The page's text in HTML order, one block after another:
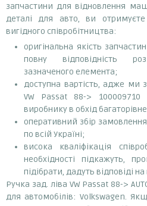
запчастини для відновлення
деталі для авто, ви
вигідного співробітництва:
оригінальна якість
повну відповідність
зазначеного елемента;
доступна вартість, адже ми
VW Passat 88-> 100009710
виробнику в обхід
оперативний збір
по всій Україні;
висока кваліфікація
необхідності підкажуть,
підібрати, дадуть відповіді
Ручка зад. ліва VW Passat 88->
для автомобілів: Volkswagen.